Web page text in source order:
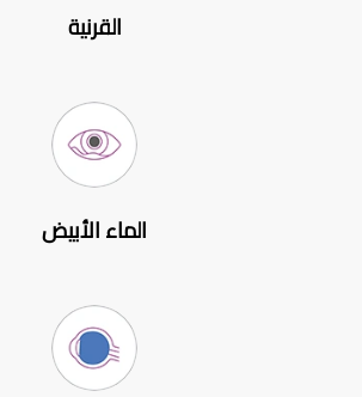
القرنية
الماء الأبيض